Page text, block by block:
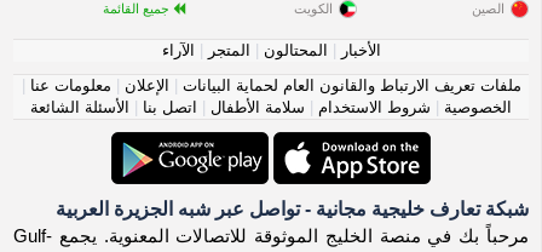
الصين الكويت جميع القائمة
الأخبار المحتالون المتجر
الآراء
ملفات تعريف الارتباط والقانون العام لحماية البيانات
الإعلان معلومات عنا
الخصوصية
شروط الاستخدام سلامة الأطفال اتصل بنا الأسئلة الشائعة
شبكة تعارف خليجية مجانية - تواصل عبر شبه الجزيرة العربية
مرحباً بك في منصة الخليج الموثوقة للاتصالات المعنوية. يجمع Gulf-